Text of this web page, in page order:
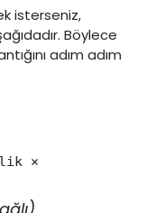
isterseniz,
Böylece
adım adım
×